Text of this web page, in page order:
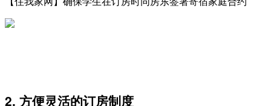
2. 方便灵活的订房制度